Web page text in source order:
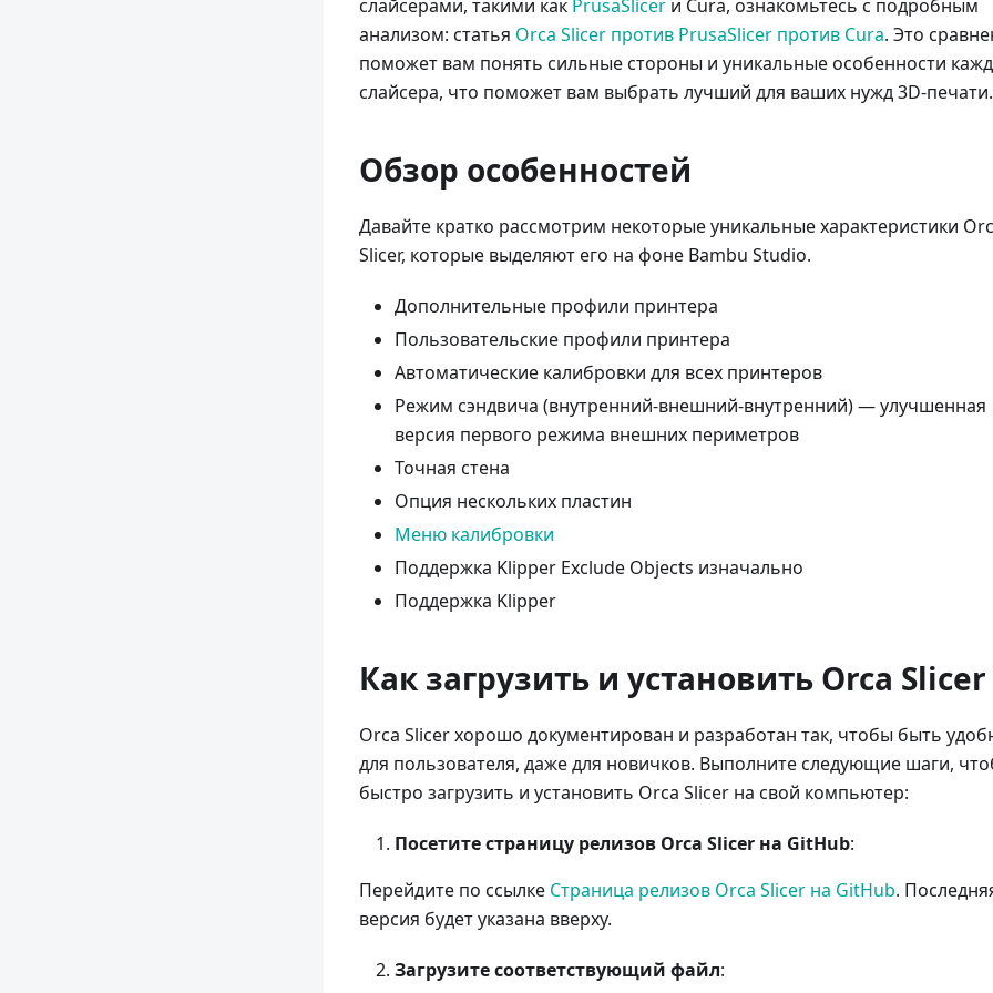
слайсерами, такими как PrusaSlicer и Cura, ознакомьтесь с подробным
анализом: статья Orca Slicer против PrusaSlicer против Cura. Это
поможет вам понять сильные стороны и уникальные особенности
слайсера, что поможет вам выбрать лучший для ваших нужд 3D-печати.
Обзор особенностей
Давайте кратко рассмотрим некоторые уникальные характеристики
Slicer, которые выделяют его на фоне Bambu Studio.
Дополнительные профили принтера
Пользовательские профили принтера
Автоматические калибровки для всех принтеров
Режим сэндвича (внутренний-внешний-внутренний) — улучшенная
версия первого режима внешних периметров
Точная стена
Опция нескольких пластин
Меню калибровки
Поддержка Klipper Exclude Objects изначально
Поддержка Klipper
Как загрузить и установить Orca Slicer
Orca Slicer хорошо документирован и разработан так, чтобы быть
для пользователя, даже для новичков. Выполните следующие шаги,
быстро загрузить и установить Orca Slicer на свой компьютер:
Посетите страницу релизов Orca Slicer на GitHub:
Перейдите по ссылке Страница релизов Orca Slicer на GitHub.
версия будет указана вверху.
Загрузите соответствующий файл: